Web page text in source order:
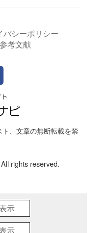
バシーポリシー
考文献
、文章の無断転載を禁
rights reserved.
示
示